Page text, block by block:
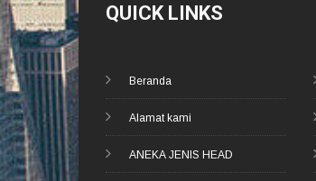
QUICK LINKS
Beranda
Alamat kami
ANEKA JENIS HEAD